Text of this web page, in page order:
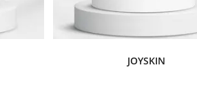
JOYSKIN